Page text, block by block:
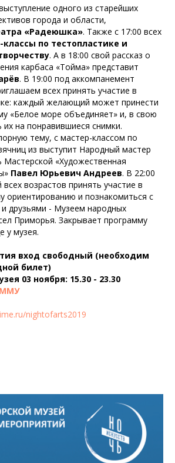
одного из старейших
города и области,
«Радеюшка». Также с 17:00 всех
по тестопластике и
. А в 18:00 свой рассказ о
карбаса «Тойма» представит
. В 19:00 под аккомпанемент
всех принять участие в
каждый желающий может принести
«Белое море объединяет» и, в свою
на понравившиеся снимки.
тему, с мастер-классом по
из выступит Народный мастер
«Художественная
Павел Юрьевич Андреев. В 22:00
возрастов принять участие в
ориентированию и познакомиться с
друзьями - Музеем народных
Приморья. Закрывает программу
у музея.
вход свободный (необходим
билет)
03 ноября: 15.30 - 23.30
nightofarts2019